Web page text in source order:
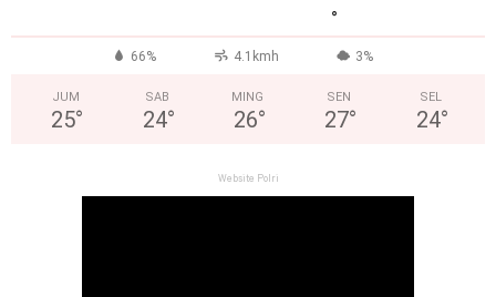
°
66% 4.1kmh 3%
JUM
25°
SAB
24°
MING
26°
SEN
27°
SEL
24°
Website Polri